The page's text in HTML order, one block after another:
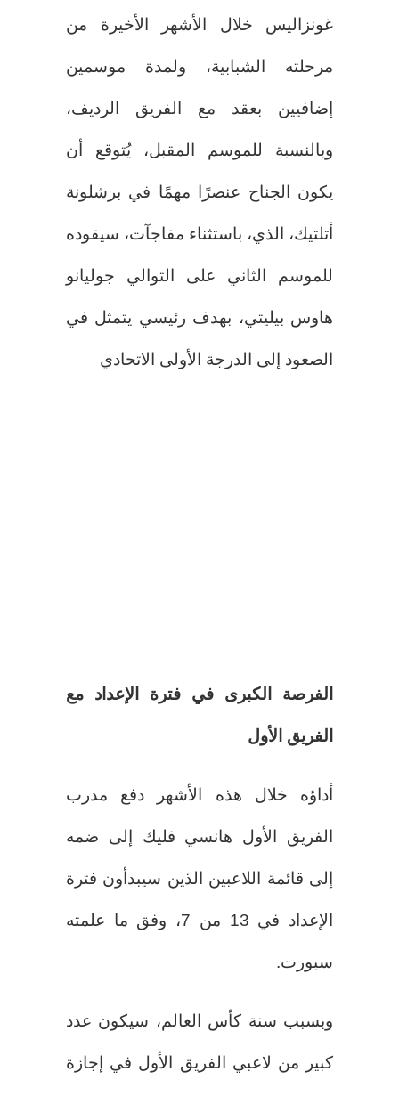
غونزاليس خلال الأشهر الأخيرة من
مرحلته الشبابية، ولمدة موسمين
إضافيين بعقد مع الفريق الرديف،
وبالنسبة للموسم المقبل، يُتوقع أن
يكون الجناح عنصرًا مهمًا في برشلونة
أتلتيك، الذي، باستثناء مفاجآت، سيقوده
للموسم الثاني على التوالي جوليانو
هاوس بيليتي، بهدف رئيسي يتمثل في
الصعود إلى الدرجة الأولى الاتحادي
الفرصة الكبرى في فترة الإعداد مع
الفريق الأول
أداؤه خلال هذه الأشهر دفع مدرب
الفريق الأول هانسي فليك إلى ضمه
إلى قائمة اللاعبين الذين سيبدأون فترة
الإعداد في 13 من 7، وفق ما علمته
سبورت.
وبسبب سنة كأس العالم، سيكون عدد
كبير من لاعبي الفريق الأول في إجازة